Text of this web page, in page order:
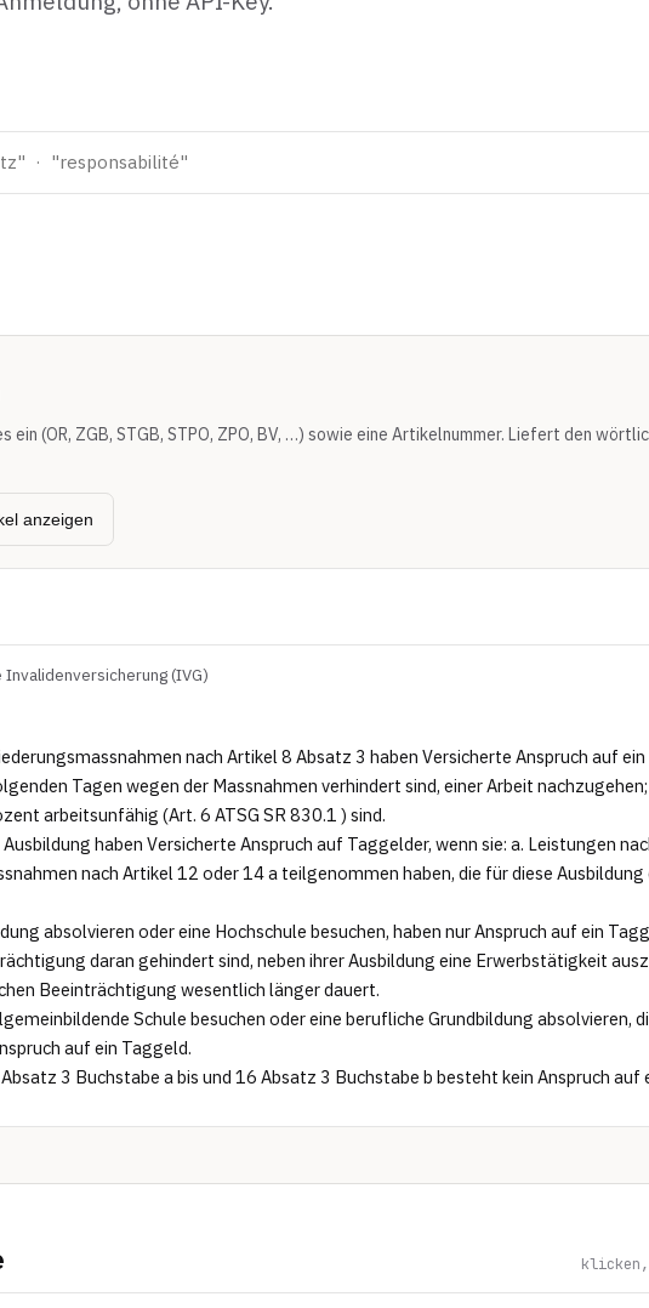
ein (OR, ZGB, STGB, STPO, ZPO, BV, …) sowie eine Artikelnummer. Liefert den
anzeigen
(IVG)
nach Artikel 8 Absatz 3 haben Versicherte Anspruch auf
Tagen wegen der Massnahmen verhindert sind, einer Arbeit
arbeitsunfähig (Art. 6 ATSG SR 830.1 ) sind.
haben Versicherte Anspruch auf Taggelder, wenn sie: a. Leistungen
nach Artikel 12 oder 14 a teilgenommen haben, die für diese
absolvieren oder eine Hochschule besuchen, haben nur Anspruch auf ein
daran gehindert sind, neben ihrer Ausbildung eine Erwerbstätigkeit
Beeinträchtigung wesentlich länger dauert.
Schule besuchen oder eine berufliche Grundbildung absolvieren,
auf ein Taggeld.
3 Buchstabe a bis und 16 Absatz 3 Buchstabe b besteht kein Anspruch auf
klicken,